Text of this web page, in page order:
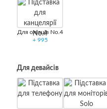
Для олівців No.4
+ 995
Для девайсів